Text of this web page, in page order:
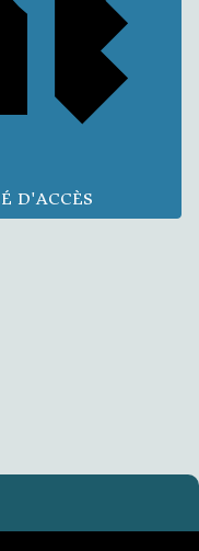
D'ACCÈS